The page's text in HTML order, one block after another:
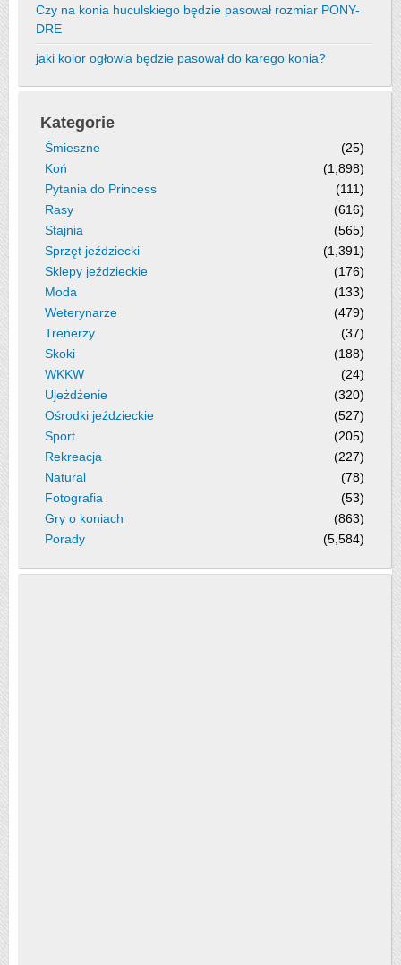
Czy na konia huculskiego będzie pasował rozmiar PONY-
DRE
jaki kolor ogłowia będzie pasował do karego konia?
Kategorie
Śmieszne
(25)
Koń
(1,898)
Pytania do Princess
(111)
Rasy
(616)
Stajnia
(565)
Sprzęt jeździecki
(1,391)
Sklepy jeździeckie
(176)
Moda
(133)
Weterynarze
(479)
Trenerzy
(37)
Skoki
(188)
WKKW
(24)
Ujeżdżenie
(320)
Ośrodki jeździeckie
(527)
Sport
(205)
Rekreacja
(227)
Natural
(78)
Fotografia
(53)
Gry o koniach
(863)
Porady
(5,584)